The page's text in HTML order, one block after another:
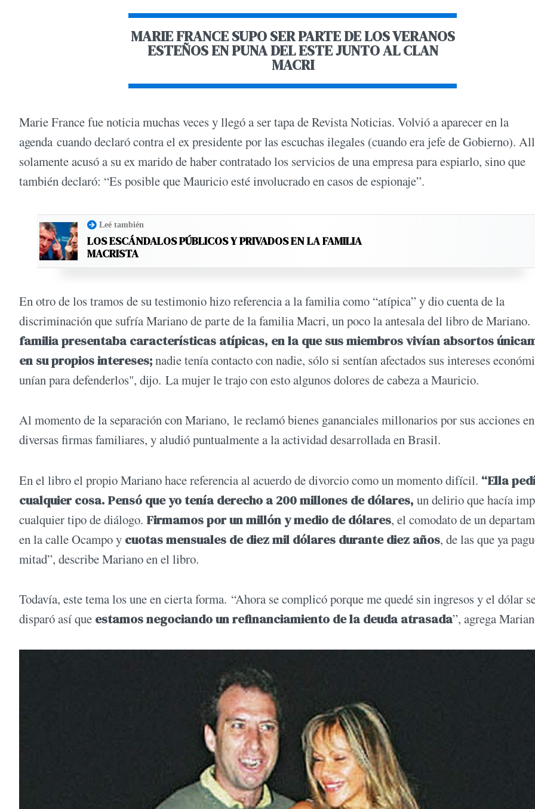
MARIE FRANCE SUPO SER PARTE DE LOS VERANOS
ESTEÑOS EN PUNA DEL ESTE JUNTO AL CLAN
MACRI
Marie France fue noticia muchas veces y llegó a ser tapa de Revista Noticias. Volvió a aparecer en la
agenda cuando declaró contra el ex presidente por las escuchas ilegales (cuando era jefe de Gobierno).
solamente acusó a su ex marido de haber contratado los servicios de una empresa para espiarlo, sino que
también declaró: “Es posible que Mauricio esté involucrado en casos de espionaje”.
Leé también
LOS ESCÁNDALOS PÚBLICOS Y PRIVADOS EN LA FAMILIA
MACRISTA
En otro de los tramos de su testimonio hizo referencia a la familia como “atípica” y dio cuenta de la
discriminación que sufría Mariano de parte de la familia Macri, un poco la antesala del libro de
familia presentaba características atípicas, en la que sus miembros vivían absortos
en su propios intereses;nadie tenía contacto con nadie, sólo si sentían afectados sus intereses
unían para defenderlos", dijo. La mujer le trajo con esto algunos dolores de cabeza a Mauricio.
Al momento de la separación con Mariano, le reclamó bienes gananciales millonarios por sus acciones en
diversas firmas familiares, y aludió puntualmente a la actividad desarrollada en Brasil.
En el libro el propio Mariano hace referencia al acuerdo de divorcio como un momento difícil. “Ella
cualquier cosa. Pensó que yo tenía derecho a 200 millones de dólares, un delirio que hacía
cualquier tipo de diálogo. Firmamos por un millón y medio de dólares, el comodato de un
en la calle Ocampo y cuotas mensuales de diez mil dólares durante diez años, de las que ya
mitad”, describe Mariano en el libro.
Todavía, este tema los une en cierta forma. “Ahora se complicó porque me quedé sin ingresos y el dólar
disparó así que estamos negociando un refinanciamiento de la deuda atrasada”, agrega